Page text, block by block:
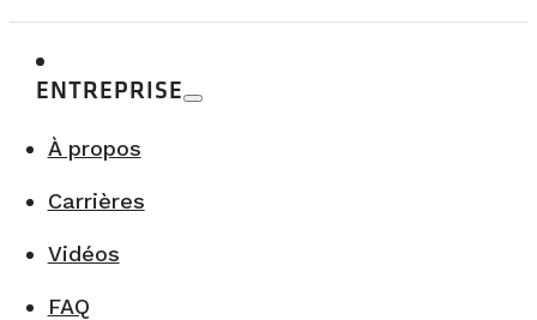
ENTREPRISE
À propos
Carrières
Vidéos
FAQ